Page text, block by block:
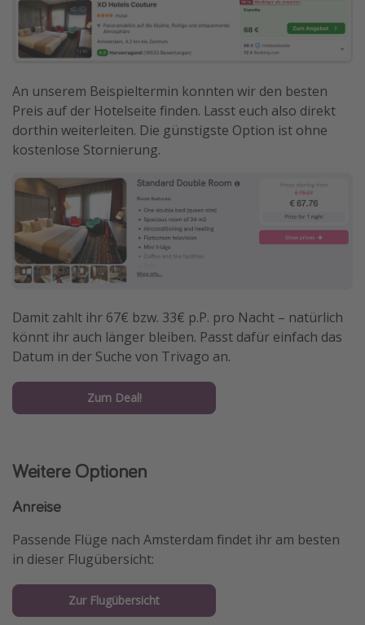
An unserem Beispieltermin konnten wir den besten
Preis auf der Hotelseite finden. Lasst euch also direkt
dorthin weiterleiten. Die günstigste Option ist ohne
kostenlose Stornierung.
Damit zahlt ihr 67€ bzw. 33€ p.P. pro Nacht – natürlich
könnt ihr auch länger bleiben. Passt dafür einfach das
Datum in der Suche von Trivago an.
Zum Deal!
Weitere Optionen
Anreise
Passende Flüge nach Amsterdam findet ihr am besten
in dieser Flugübersicht:
Zur Flugübersicht